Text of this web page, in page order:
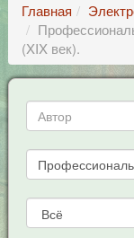
Главная
(XIX век).